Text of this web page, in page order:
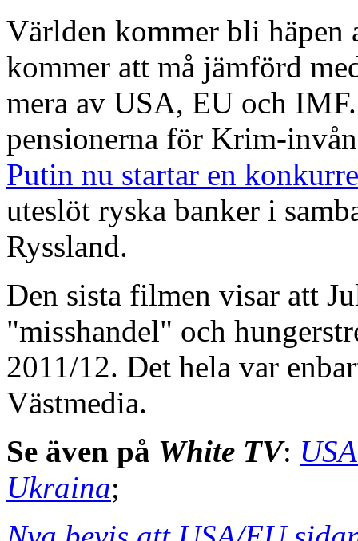
Världen kommer bli häpen
kommer att må jämförd
mera av USA, EU och
pensionerna för Krim-
Putin nu startar en
uteslöt ryska banker i
Ryssland.
Den sista filmen visar att
"misshandel" och
2011/12. Det hela var
Västmedia.
Se även på White TV:
Ukraina;